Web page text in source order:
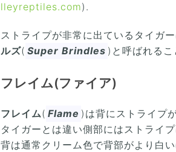
lleyreptiles.com).
ストライプが非常に出ているタイガ
ルズ( Super Brindles )と呼ばれるこ
フレイム(ファイア)
フレイム( Flame )は背にストライプ
タイガーとは違い側部にはストライ
背は通常クリーム色で背部がより白